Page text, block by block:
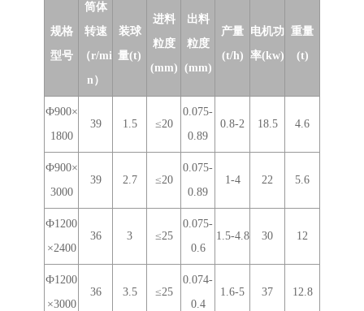
规格
型号
筒体
转速
（r/mi
n）
装球
量(t)
进料
粒度
(mm)
出料
粒度
(mm)
产量
(t/h)
电机功
率(kw)
重量
(t)
Ф900×
1800
39 1.5 ≤20
0.075-
0.89
0.8-2 18.5 4.6
Ф900×
3000
39 2.7 ≤20
0.075-
0.89
1-4 22 5.6
Ф1200
×2400
36 3 ≤25
0.075-
0.6
1.5-4.8 30 12
Ф1200
×3000
36 3.5 ≤25
0.074-
0.4
1.6-5 37 12.8